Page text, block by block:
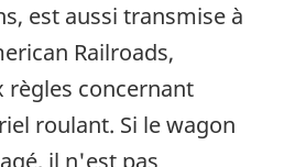
est aussi transmise à
Railroads,
concernant
roulant. Si le wagon